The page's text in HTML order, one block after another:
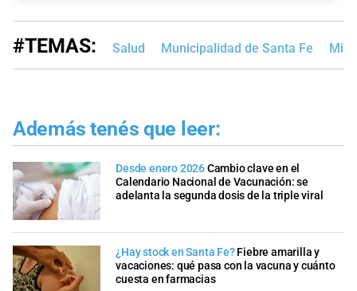
#TEMAS: Salud Municipalidad de Santa Fe
Además tenés que leer:
Desde enero 2026Cambio clave en el
Calendario Nacional de Vacunación: se
adelanta la segunda dosis de la triple viral
¿Hay stock en Santa Fe? Fiebre amarilla y
vacaciones: qué pasa con la vacuna y cuánto
cuesta en farmacias